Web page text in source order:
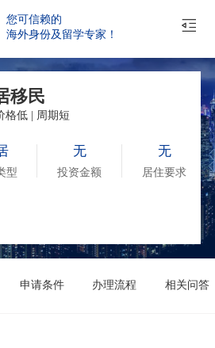
您可信赖的
海外身份及留学专家！
移民
格低 | 周期短
型
无
投资金额
无
居住要求
申请条件 办理流程 相关问答